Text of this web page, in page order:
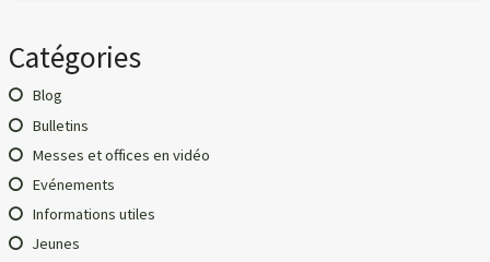
Catégories
Blog
Bulletins
Messes et offices en vidéo
Evénements
Informations utiles
Jeunes